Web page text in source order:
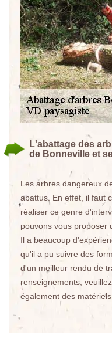
L'abattage des
de Bonneville et
Les arbres dangereux
abattus. En effet, il faut
réaliser ce genre
pouvons vous proposer
Il a beaucoup
qu'il a pu suivre des
d'un meilleur rendu de
renseignements,
également des